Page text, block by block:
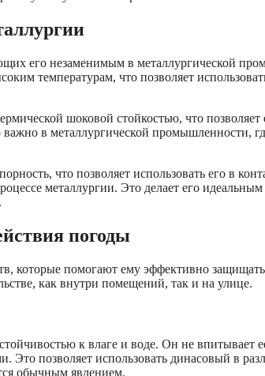
его незаменимым в металлургической
температурам, что позволяет
шоковой стойкостью, что
в металлургической промышленности,
что позволяет использовать его в
металлургии. Это делает его
погоды
которые помогают ему эффективно
как внутри помещений, так и на улице.
к влаге и воде. Он не впитывает
Это позволяет использовать динасовый в
обычным явлением.